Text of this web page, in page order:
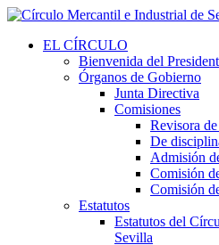
EL CÍRCULO
Bienvenida del
Órganos de Gobierno
Junta Directiva
Comisiones
Revisora
De
Admisión
Comisión
Comisión
Estatutos
Estatutos del
Sevilla